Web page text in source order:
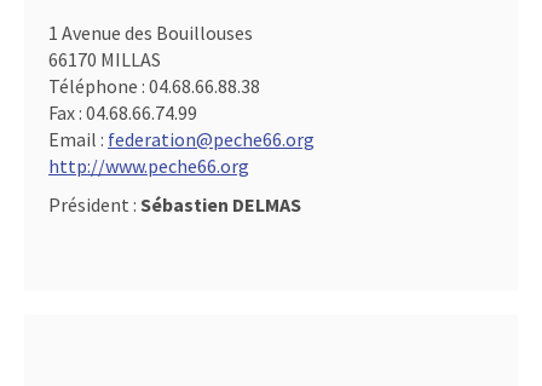
1 Avenue des Bouillouses
66170 MILLAS
Téléphone : 04.68.66.88.38
Fax : 04.68.66.74.99
Email : federation@peche66.org
http://www.peche66.org
Président : Sébastien DELMAS